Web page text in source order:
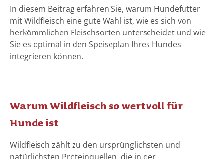
In diesem Beitrag erfahren Sie, warum Hundefutter
mit Wildfleisch eine gute Wahl ist, wie es sich von
herkömmlichen Fleischsorten unterscheidet und wie
Sie es optimal in den Speiseplan Ihres Hundes
integrieren können.
Warum Wildfleisch so wertvoll für
Hunde ist
Wildfleisch zählt zu den ursprünglichsten und
natürlichsten Proteinquellen, die in der